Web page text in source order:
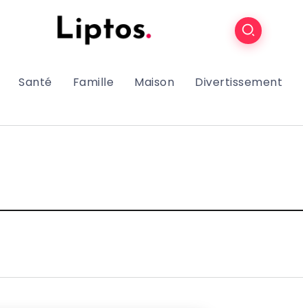
Santé Famille Maison Divertissement